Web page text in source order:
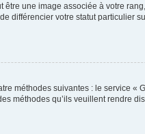
une image associée à votre
votre statut particulier
méthodes suivantes : le service «
méthodes qu’ils veuillent rendre